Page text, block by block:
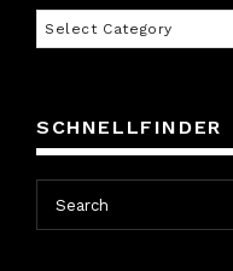
Inhaltsverzeichnis
SCHNELLFINDER